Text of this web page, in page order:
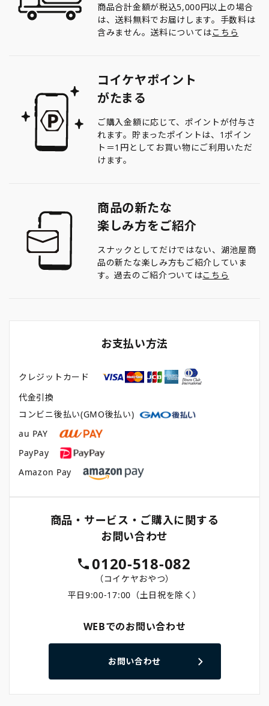
商品合計金額が税込5,000円以上の場合
は、送料無料でお届けします。手数料は
含みません。送料についてはこちら
コイケヤポイント
がたまる
ご購入金額に応じて、ポイントが付与さ
れます。貯まったポイントは、1ポイン
ト＝1円としてお買い物にご利用いただ
けます。
商品の新たな
楽しみ方をご紹介
スナックとしてだけではない、湖池屋商
品の新たな楽しみ方もご紹介していま
す。過去のご紹介ついてはこちら
お支払い方法
クレジットカード
代金引換
コンビニ後払い(GMO後払い)
au PAY
PayPay
Amazon Pay
商品・サービス・ご購入に関する
お問い合わせ
0120-518-082
（コイケヤおやつ）
平日9:00-17:00（土日祝を除く）
WEBでのお問い合わせ
お問い合わせ